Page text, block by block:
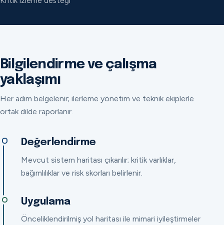
Bilgilendirme ve çalışma
yaklaşımı
Her adım belgelenir; ilerleme yönetim ve teknik ekiplerle
ortak dilde raporlanır.
Değerlendirme
Mevcut sistem haritası çıkarılır; kritik varlıklar,
bağımlılıklar ve risk skorları belirlenir.
Uygulama
Önceliklendirilmiş yol haritası ile mimari iyileştirmeler